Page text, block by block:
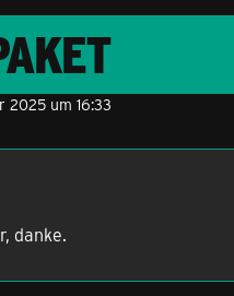
2025 um 16:33
danke.